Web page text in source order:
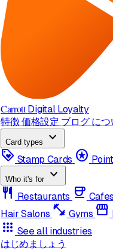
Carrott Digital Loyalty
特徴価格設定 ブログ につ
Card types
expand_more
loyalty Stamp Cards stars
Who it's for expand_more
restaurant Restaurants coffee Cafes
Hair Salons fitness_center Gyms storefront
apps See all industries
はじめましょう